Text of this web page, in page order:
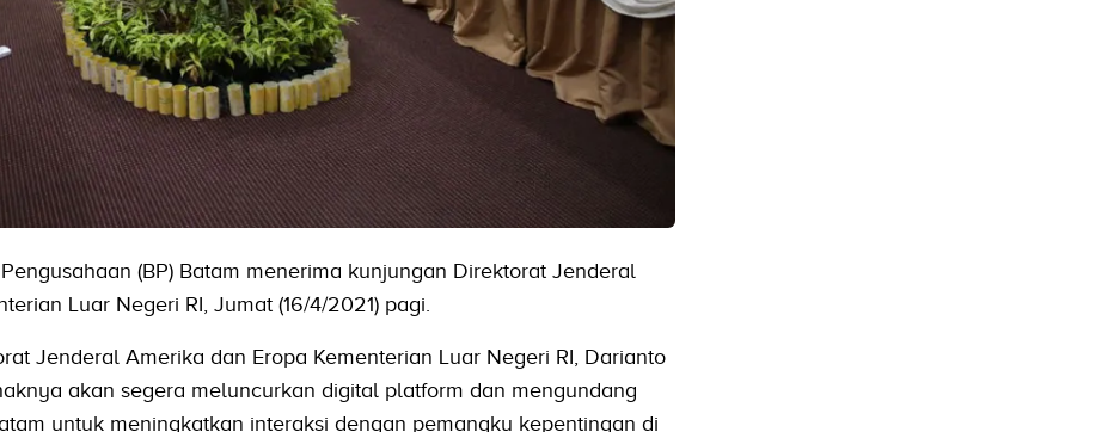
(BP) Batam menerima kunjungan Direktorat Jenderal
Luar Negeri RI, Jumat (16/4/2021) pagi.
Jenderal Amerika dan Eropa Kementerian Luar Negeri RI, Darianto
akan segera meluncurkan digital platform dan mengundang
untuk meningkatkan interaksi dengan pemangku kepentingan di